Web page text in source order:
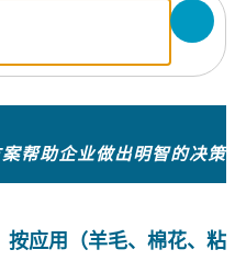
帮助企业做出明智的决策
应用（羊毛、棉花、粘